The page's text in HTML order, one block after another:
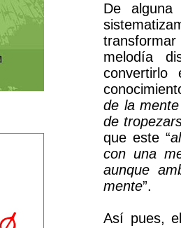
De
transformar
melodía
convertirlo
de la
de
que este “
con una
aunque
mente”.
Así pues,